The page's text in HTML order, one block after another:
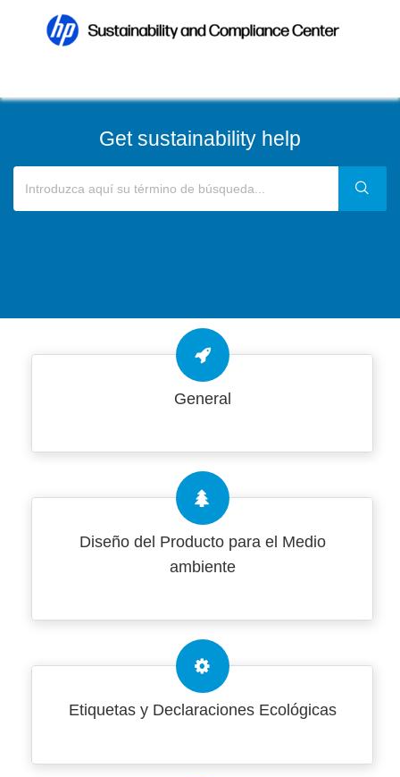
Get sustainability help
General
Diseño del Producto para el Medio
ambiente
Etiquetas y Declaraciones Ecológicas